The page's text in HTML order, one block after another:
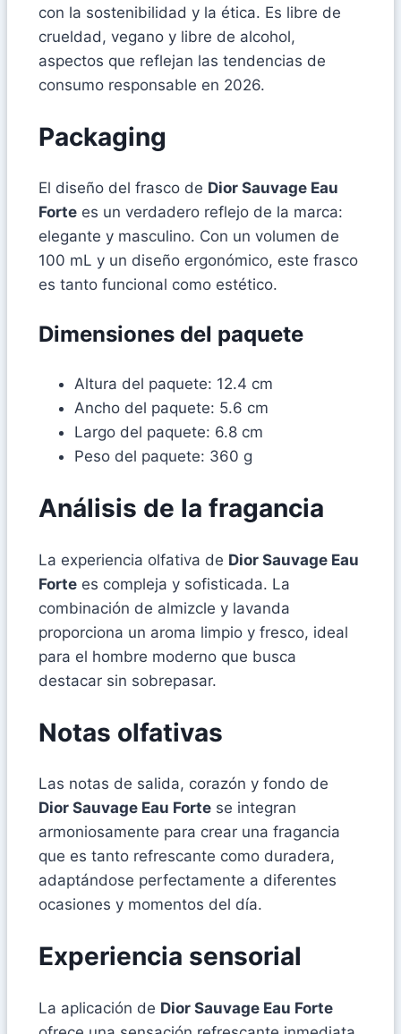
con la sostenibilidad y la ética. Es libre de
crueldad, vegano y libre de alcohol,
aspectos que reflejan las tendencias de
consumo responsable en 2026.
Packaging
El diseño del frasco de Dior Sauvage Eau
Forte es un verdadero reflejo de la marca:
elegante y masculino. Con un volumen de
100 mL y un diseño ergonómico, este frasco
es tanto funcional como estético.
Dimensiones del paquete
Altura del paquete: 12.4 cm
Ancho del paquete: 5.6 cm
Largo del paquete: 6.8 cm
Peso del paquete: 360 g
Análisis de la fragancia
La experiencia olfativa de Dior Sauvage Eau
Forte es compleja y sofisticada. La
combinación de almizcle y lavanda
proporciona un aroma limpio y fresco, ideal
para el hombre moderno que busca
destacar sin sobrepasar.
Notas olfativas
Las notas de salida, corazón y fondo de
Dior Sauvage Eau Forte se integran
armoniosamente para crear una fragancia
que es tanto refrescante como duradera,
adaptándose perfectamente a diferentes
ocasiones y momentos del día.
Experiencia sensorial
La aplicación de Dior Sauvage Eau Forte